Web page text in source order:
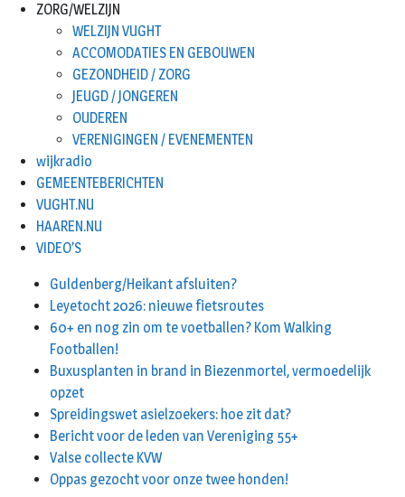
ZORG/WELZIJN
WELZIJN VUGHT
ACCOMODATIES EN GEBOUWEN
GEZONDHEID / ZORG
JEUGD / JONGEREN
OUDEREN
VERENIGINGEN / EVENEMENTEN
wijkradio
GEMEENTEBERICHTEN
VUGHT.NU
HAAREN.NU
VIDEO’S
Guldenberg/Heikant afsluiten?
Leyetocht 2026: nieuwe fietsroutes
60+ en nog zin om te voetballen? Kom Walking
Footballen!
Buxusplanten in brand in Biezenmortel, vermoedelijk
opzet
Spreidingswet asielzoekers: hoe zit dat?
Bericht voor de leden van Vereniging 55+
Valse collecte KVW
Oppas gezocht voor onze twee honden!